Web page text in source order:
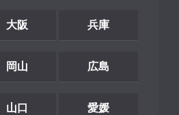
大阪 兵庫
岡山 広島
山口 愛媛